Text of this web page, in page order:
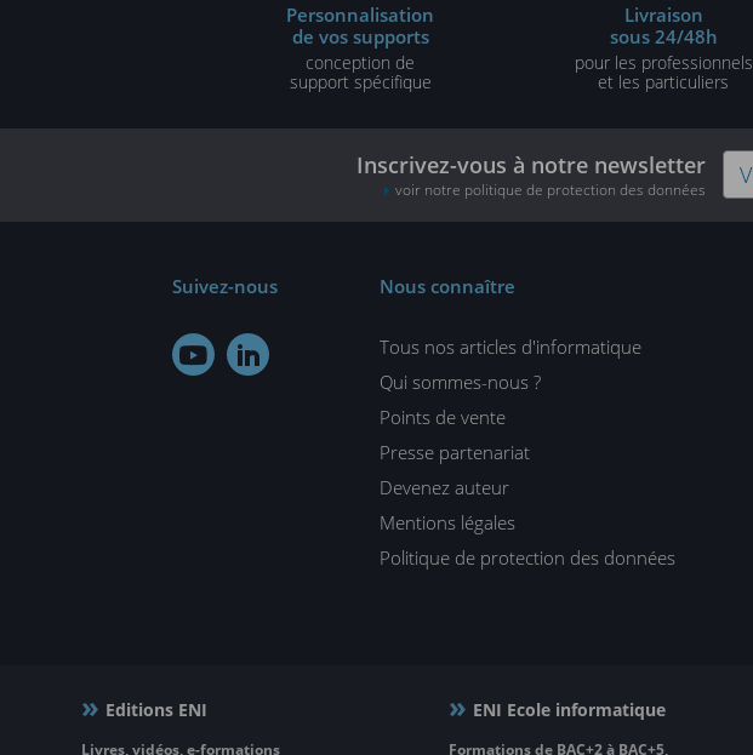
Personnalisation
de vos supports
conception de
support spécifique
Livraison
sous 24/48h
pour les professionnels
et les particuliers
Inscrivez-vous à notre newsletter
voir notre politique de protection des données
Suivez-nous
 
Nous connaître
Tous nos articles d'informatique
Qui sommes-nous ?
Points de vente
Presse partenariat
Devenez auteur
Mentions légales
Politique de protection des données
Editions ENI
Livres, vidéos, e-formations
ENI Ecole informatique
Formations de BAC+2 à BAC+5,